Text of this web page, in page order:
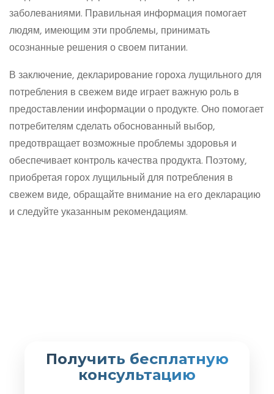
заболеваниями. Правильная информация помогает
людям, имеющим эти проблемы, принимать
осознанные решения о своем питании.
В заключение, декларирование гороха лущильного для
потребления в свежем виде играет важную роль в
предоставлении информации о продукте. Оно помогает
потребителям сделать обоснованный выбор,
предотвращает возможные проблемы здоровья и
обеспечивает контроль качества продукта. Поэтому,
приобретая горох лущильный для потребления в
свежем виде, обращайте внимание на его декларацию
и следуйте указанным рекомендациям.
Получить бесплатную
консультацию